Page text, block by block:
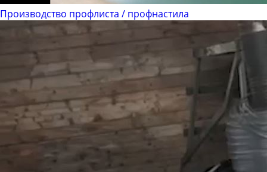
Производство профлиста / профнастила